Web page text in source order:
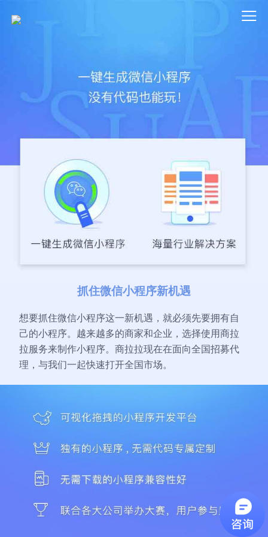
抓住微信小程序新机遇
想要抓住微信小程序这一新机遇，就必须先要拥有自
己的小程序。越来越多的商家和企业，选择使用商拉
拉服务来制作小程序。商拉拉现在在面向全国招募代
理，与我们一起快速打开全国市场。